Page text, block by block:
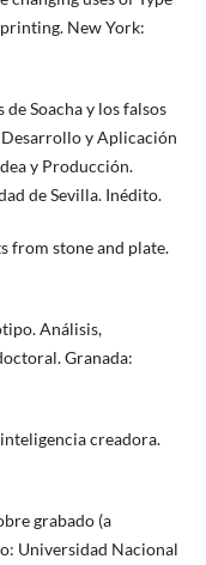
New York:
Soacha y los falsos
y Aplicación
y Producción.
de Sevilla. Inédito.
from stone and plate.
Análisis,
Granada:
creadora.
grabado (a
Universidad Nacional